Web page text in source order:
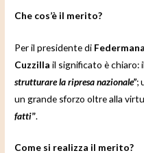
Che cos’è il merito?
Per il presidente di
Cuzzilla il significato è chiaro:
strutturare la ripresa nazionale”;
un grande sforzo oltre alla
fatti”.
Come si realizza il merito?